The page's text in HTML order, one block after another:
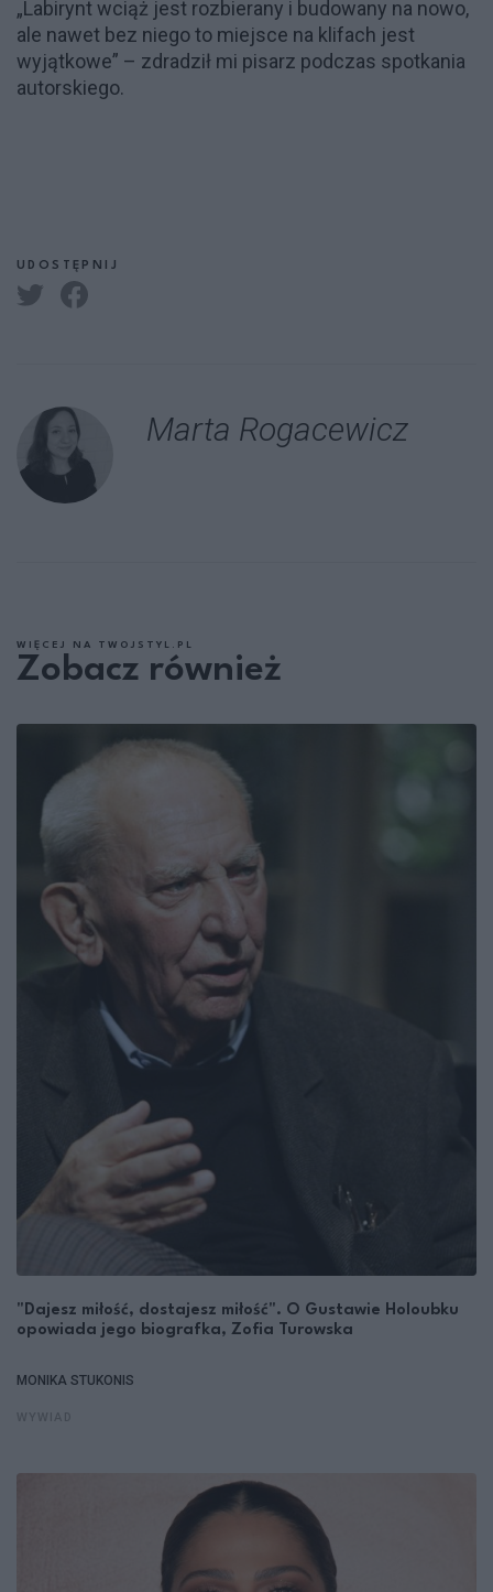
„Labirynt wciąż jest rozbierany i budowany na nowo,
ale nawet bez niego to miejsce na klifach jest
wyjątkowe” – zdradził mi pisarz podczas spotkania
autorskiego.
UDOSTĘPNIJ
Marta Rogacewicz
WIĘCEJ NA TWOJSTYL.PL
Zobacz również
"Dajesz miłość, dostajesz miłość". O Gustawie Holoubku
opowiada jego biografka, Zofia Turowska
MONIKA STUKONIS